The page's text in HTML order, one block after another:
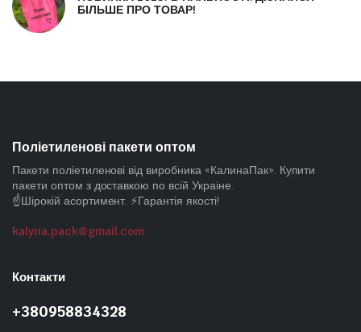
БІЛЬШЕ ПРО ТОВАР!
Поліетиленові пакети оптом
Пакети поліетиленові від виробника «КалинаПак». Купити
пакети оптом з доставкою по всій Украіне.
☝️Шірокій асортимент. ⚡Гарантія якості!
kalyna.pack@gmail.com
Контакти
+380958834328